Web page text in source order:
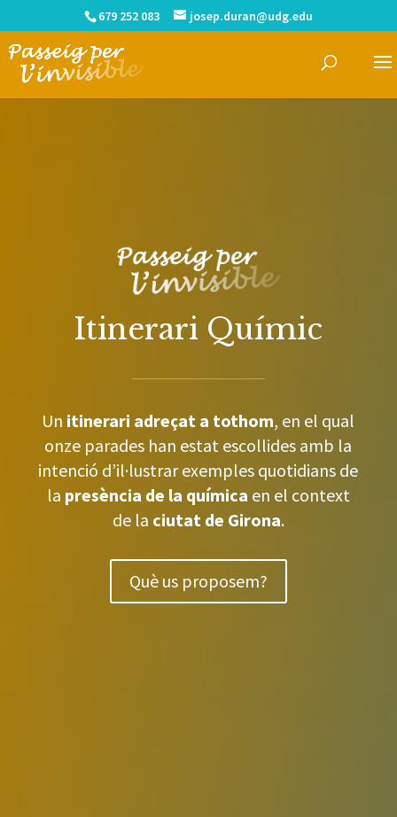
679 252 083 josep.duran@udg.edu
Itinerari Químic
Un itinerari adreçat a tothom, en el qual
onze parades han estat escollides amb la
intenció d’il·lustrar exemples quotidians de
la presència de la química en el context
de la ciutat de Girona.
Què us proposem?